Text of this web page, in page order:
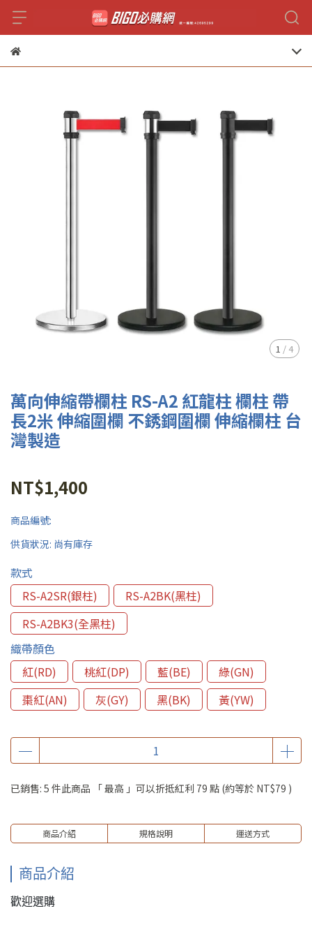
1 / 4
萬向伸縮帶欄柱 RS-A2 紅龍柱 欄柱 帶
長2米 伸縮圍欄 不銹鋼圍欄 伸縮欄柱 台
灣製造
NT$1,400
商品編號:
供貨狀況: 尚有庫存
款式
RS-A2SR(銀柱)
RS-A2BK(黑柱)
RS-A2BK3(全黑柱)
織帶顏色
紅(RD)
桃紅(DP) 藍(BE)
綠(GN)
棗紅(AN)
灰(GY) 黑(BK) 黃(YW)
已銷售: 5 件此商品 「 最高 」可以折抵紅利 79 點 (約等於 NT$79 )
商品介紹 規格說明 運送方式
商品介紹
歡迎選購